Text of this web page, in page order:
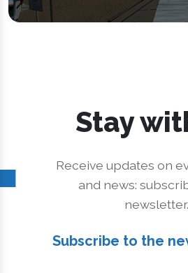
Stay
Receive updates on
and news:
newsletter.
Subscribe to the